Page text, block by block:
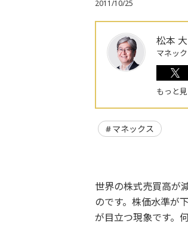
2011/10/25
松本 大
マネッ
もっと
マネックス
世界の株式売買高が
のです。株価水準が
が目立つ現象です。